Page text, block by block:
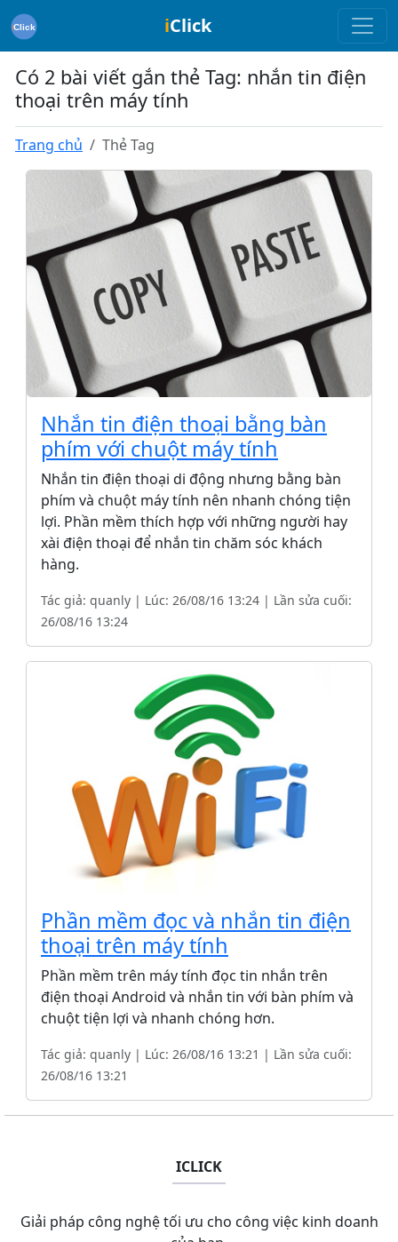
iClick
Có 2 bài viết gắn thẻ Tag: nhắn tin điện
thoại trên máy tính
Trang chủ Thẻ Tag
Nhắn tin điện thoại bằng bàn
phím với chuột máy tính
Nhắn tin điện thoại di động nhưng bằng bàn
phím và chuột máy tính nên nhanh chóng tiện
lợi. Phần mềm thích hợp với những người hay
xài điện thoại để nhắn tin chăm sóc khách
hàng.
Tác giả: quanly | Lúc: 26/08/16 13:24 | Lần sửa cuối:
26/08/16 13:24
Phần mềm đọc và nhắn tin điện
thoại trên máy tính
Phần mềm trên máy tính đọc tin nhắn trên
điện thoại Android và nhắn tin với bàn phím và
chuột tiện lợi và nhanh chóng hơn.
Tác giả: quanly | Lúc: 26/08/16 13:21 | Lần sửa cuối:
26/08/16 13:21
ICLICK
Giải pháp công nghệ tối ưu cho công việc kinh doanh